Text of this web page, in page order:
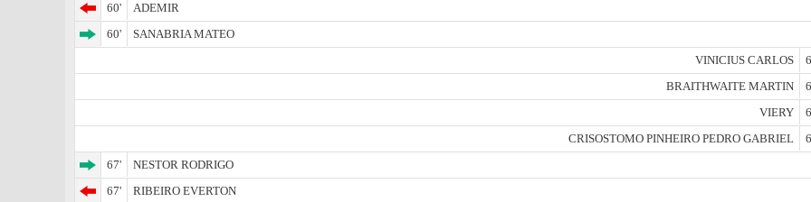
60'
ADEMIR
60'
SANABRIA MATEO
VINICIUS CARLOS
BRAITHWAITE MARTIN
VIERY
CRISOSTOMO PINHEIRO PEDRO GABRIEL
67'
NESTOR RODRIGO
67'
RIBEIRO EVERTON